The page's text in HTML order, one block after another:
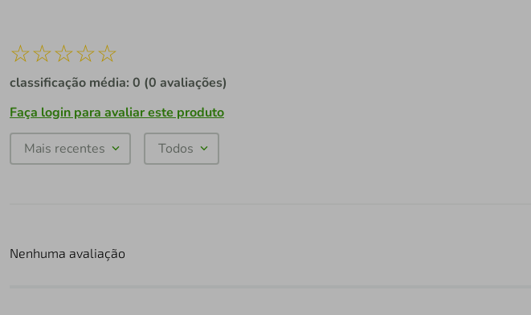
☆☆☆☆☆
classificação média: 0 (0 avaliações)
Faça login para avaliar este produto
Mais recentes Todos
Nenhuma avaliação